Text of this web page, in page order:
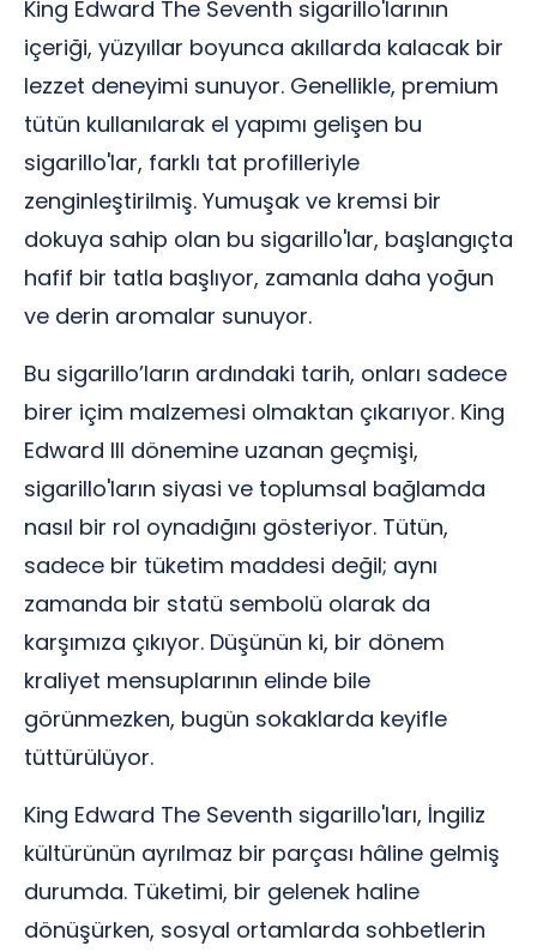
King Edward The Seventh sigarillo'larının
içeriği, yüzyıllar boyunca akıllarda kalacak bir
lezzet deneyimi sunuyor. Genellikle, premium
tütün kullanılarak el yapımı gelişen bu
sigarillo'lar, farklı tat profilleriyle
zenginleştirilmiş. Yumuşak ve kremsi bir
dokuya sahip olan bu sigarillo'lar, başlangıçta
hafif bir tatla başlıyor, zamanla daha yoğun
ve derin aromalar sunuyor.
Bu sigarillo’ların ardındaki tarih, onları sadece
birer içim malzemesi olmaktan çıkarıyor. King
Edward III dönemine uzanan geçmişi,
sigarillo'ların siyasi ve toplumsal bağlamda
nasıl bir rol oynadığını gösteriyor. Tütün,
sadece bir tüketim maddesi değil; aynı
zamanda bir statü sembolü olarak da
karşımıza çıkıyor. Düşünün ki, bir dönem
kraliyet mensuplarının elinde bile
görünmezken, bugün sokaklarda keyifle
tüttürülüyor.
King Edward The Seventh sigarillo'ları, İngiliz
kültürünün ayrılmaz bir parçası hâline gelmiş
durumda. Tüketimi, bir gelenek haline
dönüşürken, sosyal ortamlarda sohbetlerin